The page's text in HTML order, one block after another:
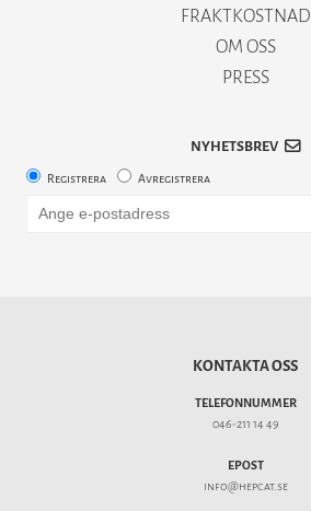
FRAKTKOSTNAD
OM OSS
PRESS
NYHETSBREV
Registrera Avregistrera
KONTAKTA OSS
TELEFONNUMMER
046-211 14 49
EPOST
info@hepcat.se